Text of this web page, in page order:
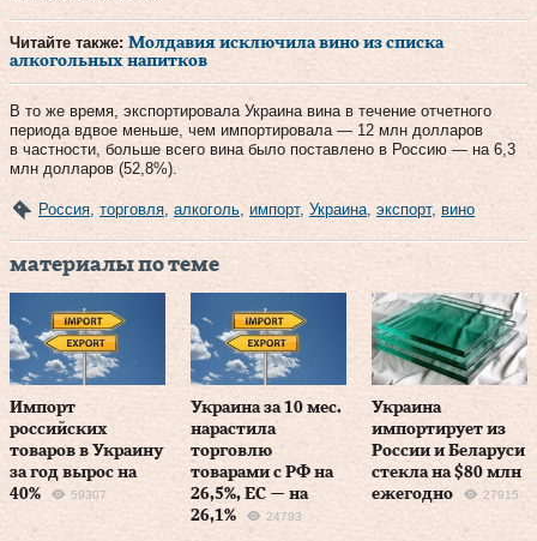
Читайте также: Молдавия исключила вино из списка
алкогольных напитков
В то же время, экспортировала Украина вина в течение отчетного
периода вдвое меньше, чем импортировала — 12 млн долларов
в частности, больше всего вина было поставлено в Россию — на 6,3
млн долларов (52,8%).
Россия торговля алкоголь импорт, Украина экспорт, вино
материалы по теме
Импорт
российских
товаров в Украину
за год вырос на
40%
59307
Украина за 10 мес.
нарастила
торговлю
товарами с РФ на
26,5%, ЕС — на
26,1%
24793
Украина
импортирует из
России и Беларуси
стекла на $80 млн
ежегодно
27915